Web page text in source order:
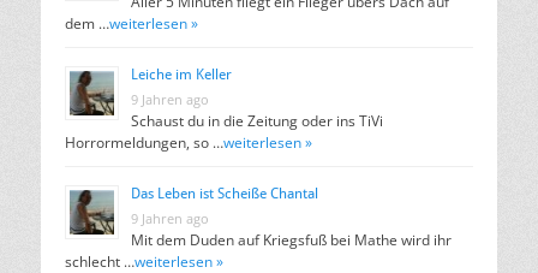
dem …weiterlesen »
Leiche im Keller
9 Jahren ago
Schaust du in die Zeitung oder ins TiVi
Horrormeldungen, so …weiterlesen »
Das Leben ist Scheiße Chantal
9 Jahren ago
Mit dem Duden auf Kriegsfuß bei Mathe wird ihr
schlecht …weiterlesen »